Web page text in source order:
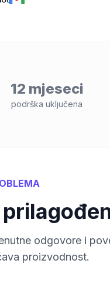
12 mjeseci
podrška uključena
odgovore i
proizvodnost.